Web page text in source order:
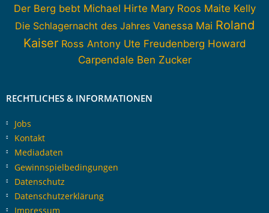
Der Berg bebt Michael Hirte Mary Roos Maite Kelly
Die Schlagernacht des Jahres Vanessa Mai Roland
Kaiser Ross Antony Ute Freudenberg Howard
Carpendale Ben Zucker
RECHTLICHES & INFORMATIONEN
Jobs
Kontakt
Mediadaten
Gewinnspielbedingungen
Datenschutz
Datenschutzerklärung
Impressum